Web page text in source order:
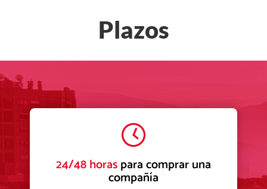
Plazos
24/48 horaspara comprar una
compañía